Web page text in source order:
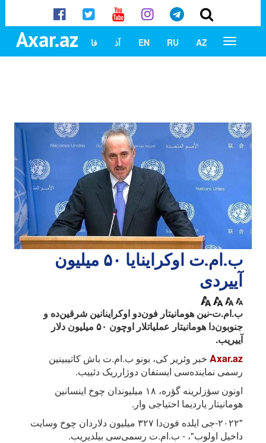
Axar.az AZ
RU
EN آذ فا
ب.ام.ت اوکراینایا ۵۰ میلیون
آییردی
ب.ام.ت-نین هومانیتار فون‌دو اوکراینانین شرقین‌ده و
جنوبون‌دا هومانیتار عملیاتلار اوچون ۵۰ میلیون دلار
آییریب.
Axar.az خبر وئریر کی، بونو ب.ام.ت باش کاتیبینین
رسمی نماینده‌سی ایستفان دوژارریک دئییب.
اونون سؤزلرینه گؤره، ۱۸ میلیوندان چوخ اینسانین
هومانیتار یاردیما احتیاجی وار.
"۲۰۲۲-جی ایلده فون‌دا ۳۲۷ میلیون دلاردان چوخ وسایت
داخیل اولوب"، - ب.ام.ت رسمی‌سی بیلدیریب.